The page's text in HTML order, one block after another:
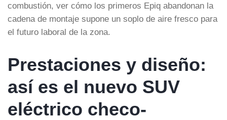
combustión, ver cómo los primeros Epiq abandonan la
cadena de montaje supone un soplo de aire fresco para
el futuro laboral de la zona.
Prestaciones y diseño:
así es el nuevo SUV
eléctrico checo-